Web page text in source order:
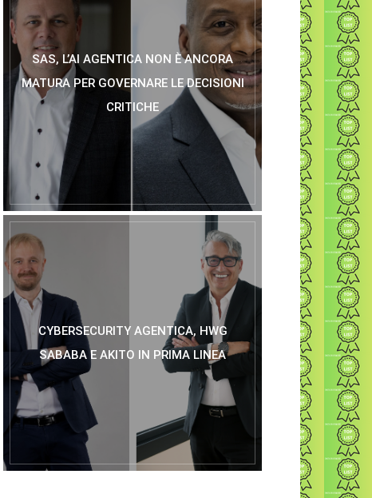
SAS, L’AI AGENTICA NON È ANCORA
MATURA PER GOVERNARE LE DECISIONI
CRITICHE
CYBERSECURITY AGENTICA, HWG
SABABA E AKITO IN PRIMA LINEA